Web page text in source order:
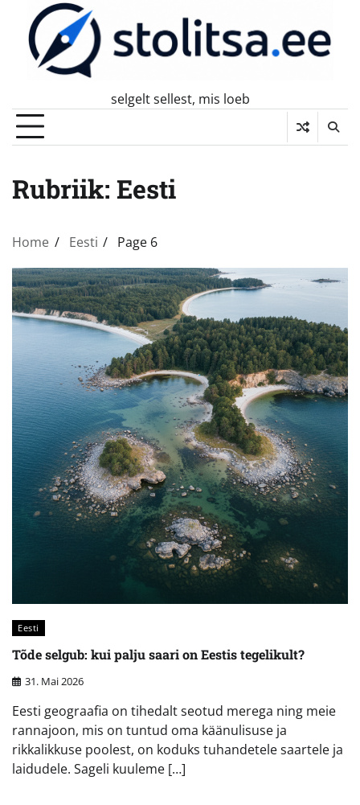
content
selgelt sellest, mis loeb
Rubriik: Eesti
Home Eesti Page 6
Eesti
Tõde selgub: kui palju saari on Eestis tegelikult?
31. Mai 2026
Eesti geograafia on tihedalt seotud merega ning meie
rannajoon, mis on tuntud oma käänulisuse ja
rikkalikkuse poolest, on koduks tuhandetele saartele ja
laidudele. Sageli kuuleme […]